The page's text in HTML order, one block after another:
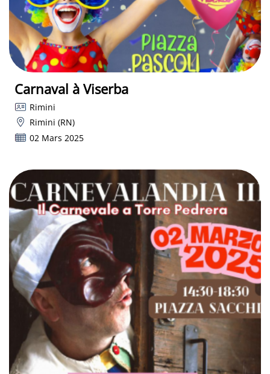
Carnaval à Viserba
Rimini
Rimini (RN)
02 Mars 2025